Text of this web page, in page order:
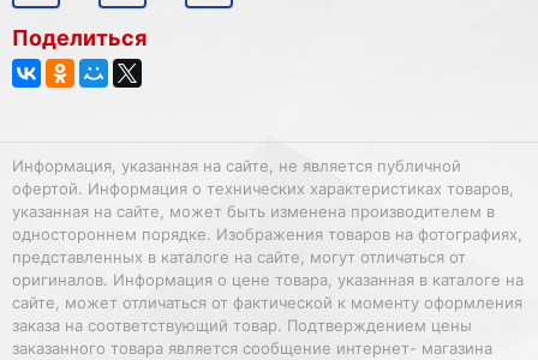
Поделиться
Информация, указанная на сайте, не является публичной
офертой. Информация о технических характеристиках товаров,
указанная на сайте, может быть изменена производителем в
одностороннем порядке. Изображения товаров на фотографиях,
представленных в каталоге на сайте, могут отличаться от
оригиналов. Информация о цене товара, указанная в каталоге на
сайте, может отличаться от фактической к моменту оформления
заказа на соответствующий товар. Подтверждением цены
заказанного товара является сообщение интернет- магазина